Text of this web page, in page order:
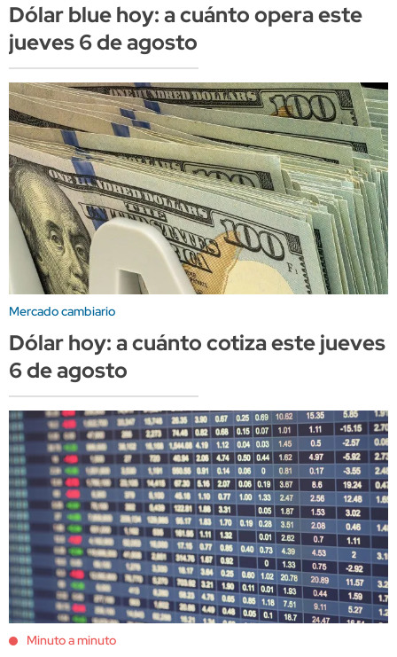
Dólar blue hoy: a cuánto opera este
jueves 6 de agosto
Mercado cambiario
Dólar hoy: a cuánto cotiza este jueves
6 de agosto
Minuto a minuto